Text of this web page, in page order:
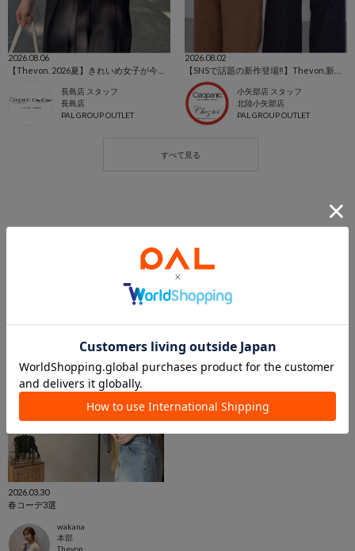
2026.08.06
長島店 スタッフ
長島店
PAL GROUP OUTLET
2026.08.02
小矢部店 スタッフ
北陸小矢部店
PAL GROUP OUTLET
この商品を紹介したパルクロPLAY
2026.03.30
春コーデ3選
wakana
本部
Thevon.